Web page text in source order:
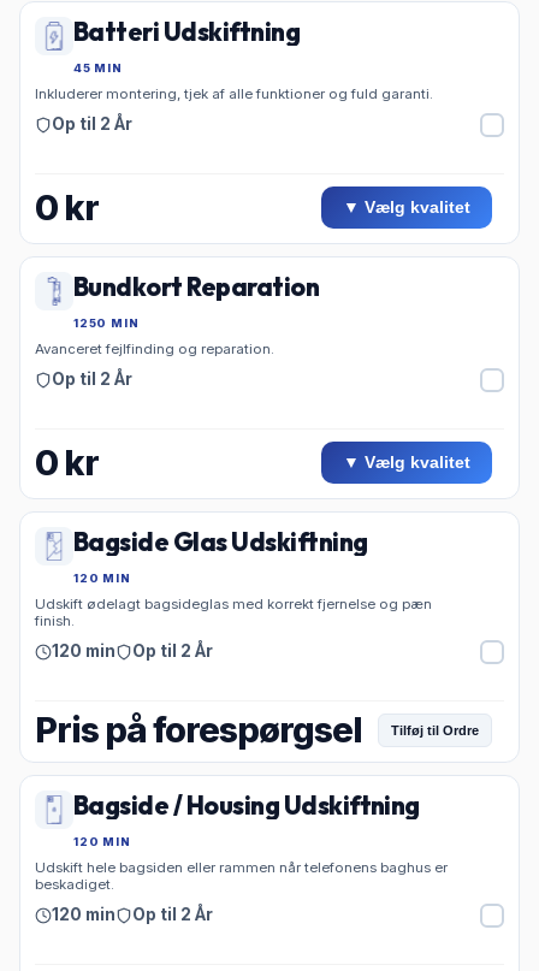
Batteri Udskiftning
45 MIN
Inkluderer montering, tjek af alle funktioner og fuld garanti.
Op til 2 År
0 kr ▼ Vælg kvalitet
Bundkort Reparation
1250 MIN
Avanceret fejlfinding og reparation.
Op til 2 År
0 kr ▼ Vælg kvalitet
Bagside Glas Udskiftning
120 MIN
Udskift ødelagt bagsideglas med korrekt fjernelse og pæn
finish.
120 min Op til 2 År
Pris på forespørgsel Tilføj til Ordre
Bagside / Housing Udskiftning
120 MIN
Udskift hele bagsiden eller rammen når telefonens baghus er
beskadiget.
120 min Op til 2 År